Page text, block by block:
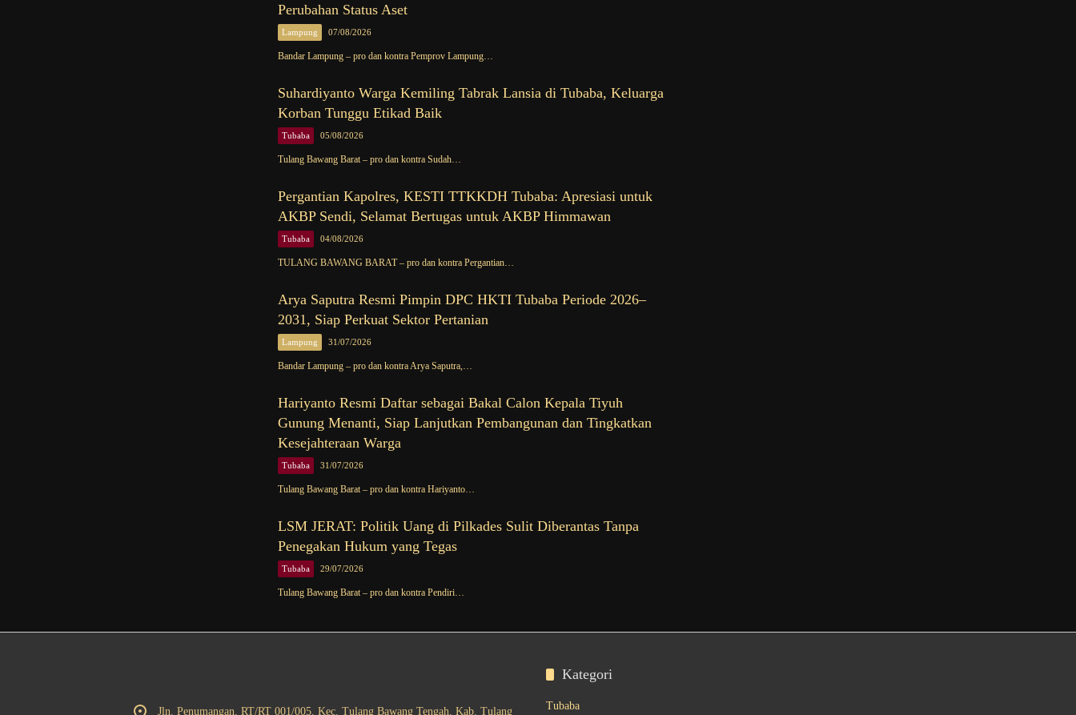
Perubahan Status Aset
Lampung 07/08/2026
Bandar Lampung – pro dan kontra Pemprov Lampung…
Suhardiyanto Warga Kemiling Tabrak Lansia di Tubaba, Keluarga
Korban Tunggu Etikad Baik
Tubaba 05/08/2026
Tulang Bawang Barat – pro dan kontra Sudah…
Pergantian Kapolres, KESTI TTKKDH Tubaba: Apresiasi untuk
AKBP Sendi, Selamat Bertugas untuk AKBP Himmawan
Tubaba 04/08/2026
TULANG BAWANG BARAT – pro dan kontra Pergantian…
Arya Saputra Resmi Pimpin DPC HKTI Tubaba Periode 2026–
2031, Siap Perkuat Sektor Pertanian
Lampung 31/07/2026
Bandar Lampung – pro dan kontra Arya Saputra,…
Hariyanto Resmi Daftar sebagai Bakal Calon Kepala Tiyuh
Gunung Menanti, Siap Lanjutkan Pembangunan dan Tingkatkan
Kesejahteraan Warga
Tubaba 31/07/2026
Tulang Bawang Barat – pro dan kontra Hariyanto…
LSM JERAT: Politik Uang di Pilkades Sulit Diberantas Tanpa
Penegakan Hukum yang Tegas
Tubaba 29/07/2026
Tulang Bawang Barat – pro dan kontra Pendiri…
Jln. Penumangan, RT/RT 001/005, Kec. Tulang Bawang Tengah, Kab. Tulang
Kategori
Tubaba